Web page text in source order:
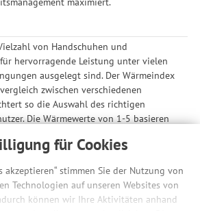
für Cookies
akzeptieren“ stimmen Sie der Nutzung von
Technologien auf unseren Websites von
können wir Ihre Aktivitäten anhand
von Handschuhen und
hervorragende Leistung unter vielen
ausgelegt sind. Der Wärmeindex
zwischen verschiedenen
so die Auswahl des richtigen
Die Wärmewerte von 1-5 basieren
Bedingungen) / Stufe 2-4 – Wärmer
/ Stufe 5 – Am Wärmsten (für eisige